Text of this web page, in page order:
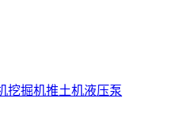
挖掘机推土机液压泵